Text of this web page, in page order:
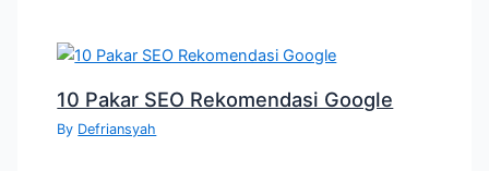
10 Pakar SEO Rekomendasi Google
By Defriansyah